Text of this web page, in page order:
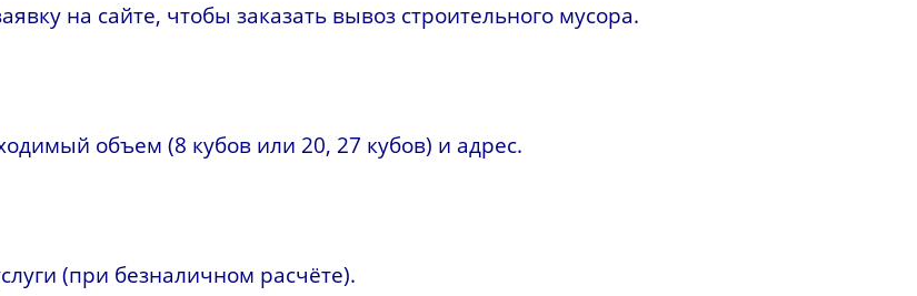
на сайте, чтобы заказать вывоз строительного мусора.
объем (8 кубов или 20, 27 кубов) и адрес.
(при безналичном расчёте).